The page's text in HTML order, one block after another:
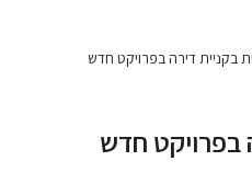
בקניית דירה בפרויקט חדש
בפרויקט חדש